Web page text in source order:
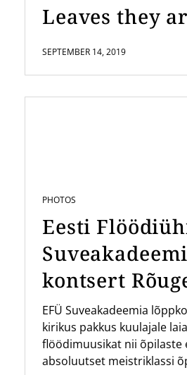
Leaves they
SEPTEMBER 14, 2019
PHOTOS
Eesti
kontsert
EFÜ Suveakadeemia
kirikus pakkus kuulajale
flöödimuusikat nii õpilaste
absoluutset meistriklassi